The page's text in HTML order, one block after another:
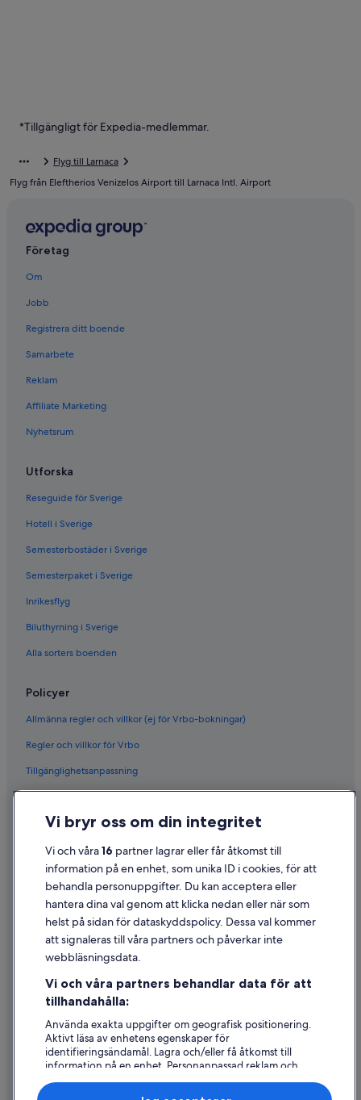
*Tillgängligt för Expedia-medlemmar.
Flyg till Larnaca
Flyg från Eleftherios Venizelos Airport till Larnaca Intl. Airport
Företag
Om
Jobb
Registrera ditt boende
Samarbete
Reklam
Affiliate Marketing
Nyhetsrum
Utforska
Reseguide för Sverige
Hotell i Sverige
Semesterbostäder i Sverige
Semesterpaket i Sverige
Inrikesflyg
Biluthyrning i Sverige
Alla sorters boenden
Policyer
Allmänna regler och villkor (ej för Vrbo-bokningar)
Regler och villkor för Vrbo
Tillgänglighetsanpassning
Cookies
Användarvillkor
Juridisk information/Kontakta oss
Riktlinjer för innehåll och anmäla innehåll
Hjälp
Avboka eller ändra din bokning
Återbetalningsprocess och tidslinjer
Boka ett flyg med flygbolagskredit
Internationella resedokument
Vi bryr oss om din integritet
Vi och våra16 partner lagrar eller får åtkomst till
information på en enhet, som unika ID i cookies, för att
behandla personuppgifter. Du kan acceptera eller
hantera dina val genom att klicka nedan eller när som
helst på sidan för dataskyddspolicy. Dessa val kommer
att signaleras till våra partners och påverkar inte
webbläsningsdata.
Vi och våra partners behandlar data för att
tillhandahålla:
Använda exakta uppgifter om geografisk positionering.
Aktivt läsa av enhetens egenskaper för
identifieringsändamål. Lagra och/eller få åtkomst till
information på en enhet. Personanpassad reklam och
innehåll, reklam- och innehållsmätning, forskning